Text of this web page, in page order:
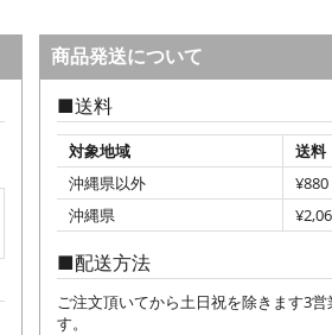
商品発送について
送料
対象地域
送料
沖縄県以外
¥880
沖縄県
配送方法
ご注文頂いてから土日祝を除きます3
す。